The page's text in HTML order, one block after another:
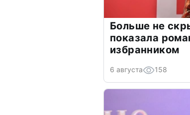
Больше не
показала
избранником
6 августа 158